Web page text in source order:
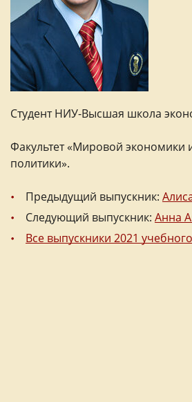
Студент НИУ-Высшая школа
Факультет «Мировой экономики
политики».
Предыдущий выпускник:
Следующий выпускник: Анна
Все выпускники 2021